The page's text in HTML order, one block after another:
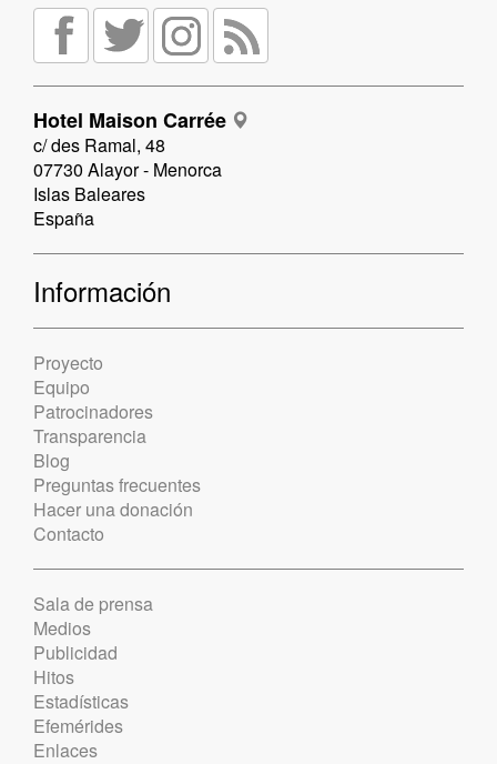
Hotel Maison Carrée
c/ des Ramal, 48
07730 Alayor - Menorca
Islas Baleares
España
Información
Proyecto
Equipo
Patrocinadores
Transparencia
Blog
Preguntas frecuentes
Hacer una donación
Contacto
Sala de prensa
Medios
Publicidad
Hitos
Estadísticas
Efemérides
Enlaces